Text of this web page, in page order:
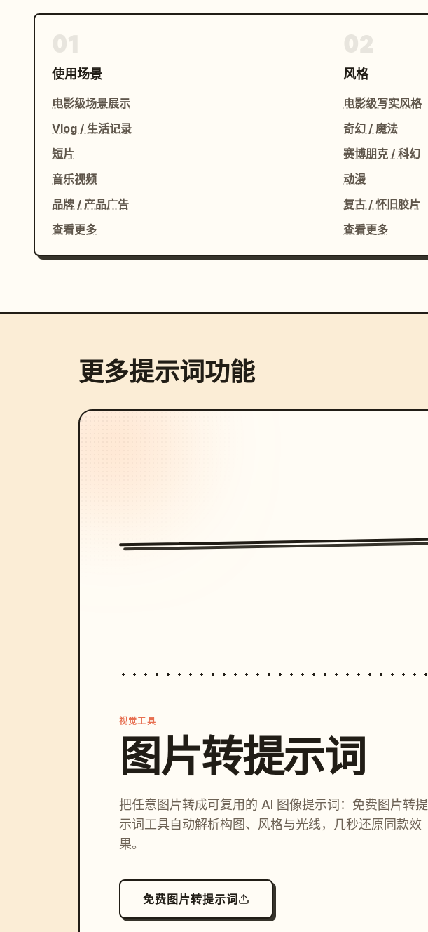
使用场景
电影级场景展示
Vlog / 生活记录
短片
音乐视频
品牌 / 产品广告
查看更多
风格
电影级写实风格
奇幻 / 魔法
赛博朋克 / 科幻
动漫
复古 / 怀旧胶片
查看更多
更多提示词功能
视觉工具
图片转提示词
把任意图片转成可复用的 AI 图像提示词：免费图片转提
示词工具自动解析构图、风格与光线，几秒还原同款效
果。
免费图片转提示词